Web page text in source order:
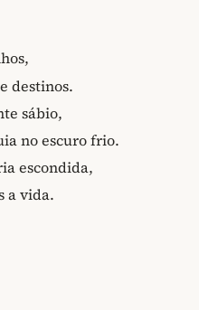
destinos.
sábio,
no escuro frio.
escondida,
a vida.